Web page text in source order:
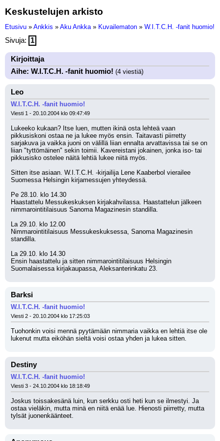
Keskustelujen arkisto
Etusivu » Ankkis » Aku Ankka » Kuvailematon » W.I.T.C.H. -fanit huomio!
Sivuja: 1
Kirjoittaja
Aihe: W.I.T.C.H. -fanit huomio! (4 viestiä)
Leo
W.I.T.C.H. -fanit huomio!
Viesti 1 - 20.10.2004 klo 09:47:49
Lukeeko kukaan? Itse luen, mutten ikinä osta lehteä vaan
pikkusiskoni ostaa ne ja lukee myös ensin. Taitavasti piirretty
sarjakuva ja vaikka juoni on välillä liian ennalta arvattavissa tai se on
liian "tyttömäinen" sekin toimii. Kavereistani jokainen, jonka iso- tai
pikkusisko ostelee näitä lehtiä lukee niitä myös.
Sitten itse asiaan. W.I.T.C.H. -kirjailija Lene Kaaberbol vierailee
Suomessa Helsingin kirjamessujen yhteydessä.
Pe 28.10. klo 14.30
Haastattelu Messukeskuksen kirjakahvilassa. Haastattelun jälkeen
nimmarointitilaisuus Sanoma Magazinesin standilla.
La 29.10. klo 12.00
Nimmarointitilaisuus Messukeskuksessa, Sanoma Magazinesin
standilla.
La 29.10. klo 14.30
Ensin haastattelu ja sitten nimmarointitilaisuus Helsingin
Suomalaisessa kirjakaupassa, Aleksanterinkatu 23.
Barksi
W.I.T.C.H. -fanit huomio!
Viesti 2 - 20.10.2004 klo 17:25:03
Tuohonkin voisi mennä pyytämään nimmaria vaikka en lehtiä itse ole
lukenut mutta eiköhän sieltä voisi ostaa yhden ja lukea sitten.
Destiny
W.I.T.C.H. -fanit huomio!
Viesti 3 - 24.10.2004 klo 18:18:49
Joskus toissakesänä luin, kun serkku osti heti kun se ilmestyi. Ja
ostaa vieläkin, mutta minä en niitä enää lue. Hienosti piirretty, mutta
tylsät juonenkäänteet.